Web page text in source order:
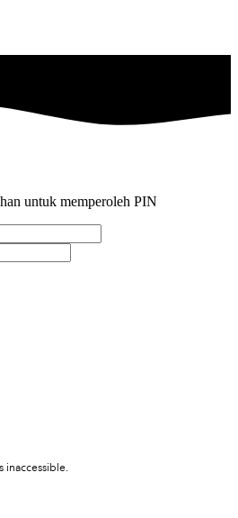
untuk memperoleh PIN